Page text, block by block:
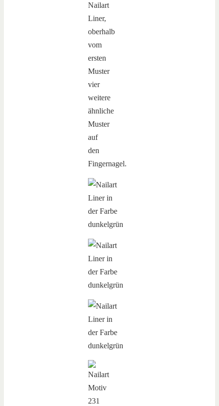
Nailart
Liner,
oberhalb
vom
ersten
Muster
vier
weitere
ähnliche
Muster
auf
den
Fingernagel.